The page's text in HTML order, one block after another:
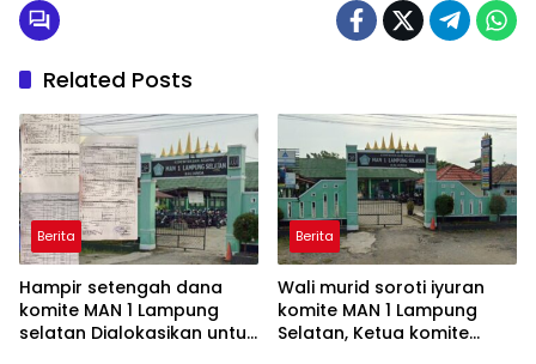
Related Posts
Berita
Hampir setengah dana
komite MAN 1 Lampung
selatan Dialokasikan untuk
Berita
Wali murid soroti iyuran
komite MAN 1 Lampung
Selatan, Ketua komite